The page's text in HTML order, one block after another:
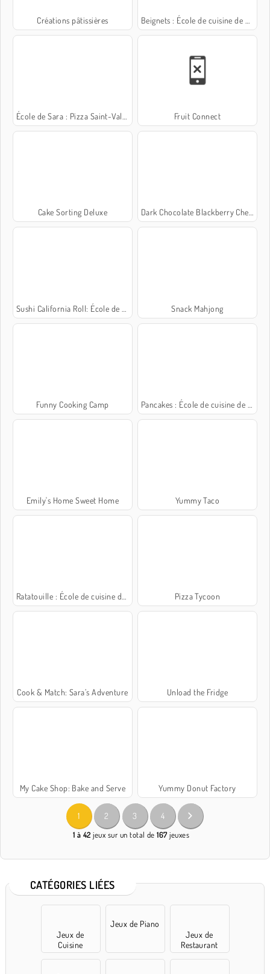
Créations pâtissières Beignets : École de cuisine de Sara
École de Sara : Pizza Saint-Valentin Fruit Connect
Cake Sorting Deluxe Dark Chocolate Blackberry Cheesecake: Sara's Cooking Class
Sushi California Roll: École de cuisine de Sara Snack Mahjong
Funny Cooking Camp Pancakes : École de cuisine de Sara
Emily's Home Sweet Home Yummy Taco
Ratatouille : École de cuisine de Sara Pizza Tycoon
Cook & Match: Sara’s Adventure Unload the Fridge
My Cake Shop: Bake and Serve Yummy Donut Factory
1 2 3 4
1 à 42 jeux sur un total de167jeuxes
CATÉGORIES LIÉES
Jeux de
Cuisine
Jeux de Piano
Jeux de
Restaurant